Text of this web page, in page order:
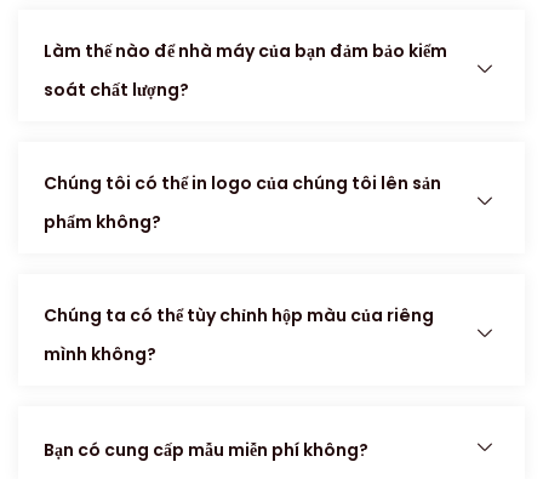
Làm thế nào để nhà máy của bạn đảm bảo kiểm
soát chất lượng?
Chúng tôi có thể in logo của chúng tôi lên sản
phẩm không?
Chúng ta có thể tùy chỉnh hộp màu của riêng
mình không?
Bạn có cung cấp mẫu miễn phí không?